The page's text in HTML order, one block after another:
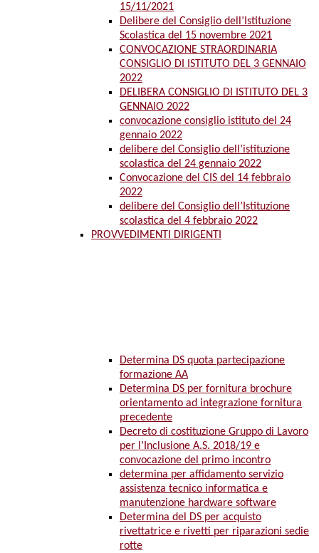
15/11/2021
Delibere del Consiglio dell’Istituzione
Scolastica del 15 novembre 2021
CONVOCAZIONE STRAORDINARIA
CONSIGLIO DI ISTITUTO DEL 3 GENNAIO
2022
DELIBERA CONSIGLIO DI ISTITUTO DEL 3
GENNAIO 2022
convocazione consiglio istituto del 24
gennaio 2022
delibere del Consiglio dell’istituzione
scolastica del 24 gennaio 2022
Convocazione del CIS del 14 febbraio
2022
delibere del Consiglio dell’Istituzione
scolastica del 4 febbraio 2022
PROVVEDIMENTI DIRIGENTI
Determina DS quota partecipazione
formazione AA
Determina DS per fornitura brochure
orientamento ad integrazione fornitura
precedente
Decreto di costituzione Gruppo di Lavoro
per l’Inclusione A.S. 2018/19 e
convocazione del primo incontro
determina per affidamento servizio
assistenza tecnico informatica e
manutenzione hardware software
Determina del DS per acquisto
rivettatrice e rivetti per riparazioni sedie
rotte